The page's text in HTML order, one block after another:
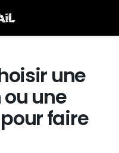
une
une
faire